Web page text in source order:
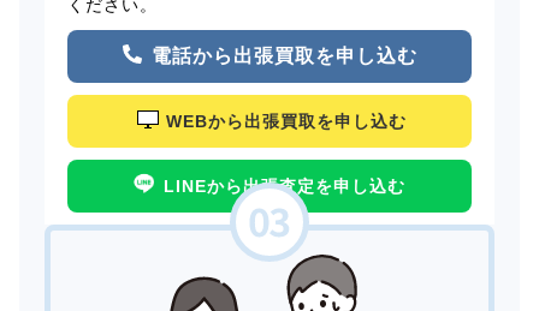
ください。
電話から出張買取を申し込む
WEBから出張買取を申し込む
LINEから出張査定を申し込む